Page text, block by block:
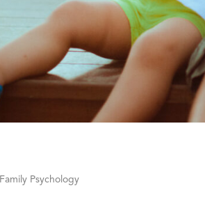
Family Psychology